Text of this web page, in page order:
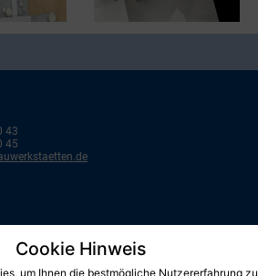
43
45
Cookie Hinweis
um Ihnen die bestmögliche Nutzererfahrung